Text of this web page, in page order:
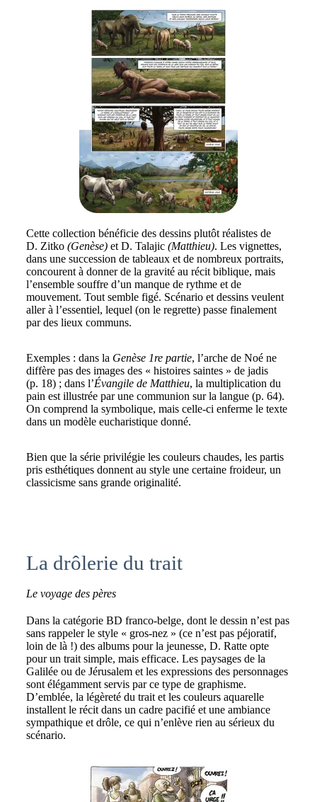
Cette collection bénéficie des dessins plutôt réalistes de
D. Zitko (Genèse) et D. Talajic (Matthieu). Les vignettes,
dans une succession de tableaux et de nombreux portraits,
concourent à donner de la gravité au récit biblique, mais
l’ensemble souffre d’un manque de rythme et de
mouvement. Tout semble figé. Scénario et dessins veulent
aller à l’essentiel, lequel (on le regrette) passe finalement
par des lieux communs.
Exemples : dans la Genèse 1re partie, l’arche de Noé ne
diffère pas des images des « histoires saintes » de jadis
(p. 18) ; dans l’Évangile de Matthieu, la multiplication du
pain est illustrée par une communion sur la langue (p. 64).
On comprend la symbolique, mais celle-ci enferme le texte
dans un modèle eucharistique donné.
Bien que la série privilégie les couleurs chaudes, les partis
pris esthétiques donnent au style une certaine froideur, un
classicisme sans grande originalité.
La drôlerie du trait
Le voyage des pères
Dans la catégorie BD franco-belge, dont le dessin n’est pas
sans rappeler le style « gros-nez » (ce n’est pas péjoratif,
loin de là !) des albums pour la jeunesse, D. Ratte opte
pour un trait simple, mais efficace. Les paysages de la
Galilée ou de Jérusalem et les expressions des personnages
sont élégamment servis par ce type de graphisme.
D’emblée, la légèreté du trait et les couleurs aquarelle
installent le récit dans un cadre pacifié et une ambiance
sympathique et drôle, ce qui n’enlève rien au sérieux du
scénario.